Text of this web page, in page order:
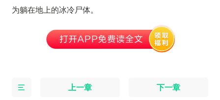
为躺在地上的冰冷尸体。
上一章 下一章